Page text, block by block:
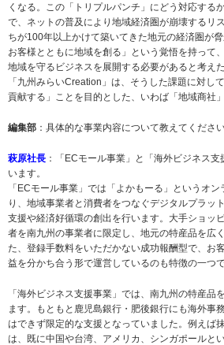
くなる。この「トリプルパンチ」にどう対応する
で、ネットの普及により地域経済圏が崩壊するリ
ちが100年以上かけて築いてきた地元の経済圏が
お客様とともに地域を創る」という覚悟を持って
地域を守るビジネスを展開する必要があると考え
「九州みらいCreation」は、そうした課題に対し
貢献する」ことを目的とした、いわば「地域商社」
編集部 ：具体的な事業内容について教えてください
萩原社長 ：「ECモール事業」と「海外ビジネス
います。
「ECモール事業」では「よかもーる」というオ
り、地域事業者と消費者をつなぐデジタルプラッ
支援や経済好循環の創出を行います。大手ショッ
者を南九州の事業者に限定し、地元の特産品を広
た、登録手数料をいただかない成功報酬型で、お
益を分かち合う形で運営しているのも特徴の一つで
「海外ビジネス支援事業」では、南九州の特産品
ます。もともと鹿児島銀行・肥後銀行にも海外事
はできず限定的な支援となっていました。例えば
は、既に中国や台湾、アメリカ、シンガポールと